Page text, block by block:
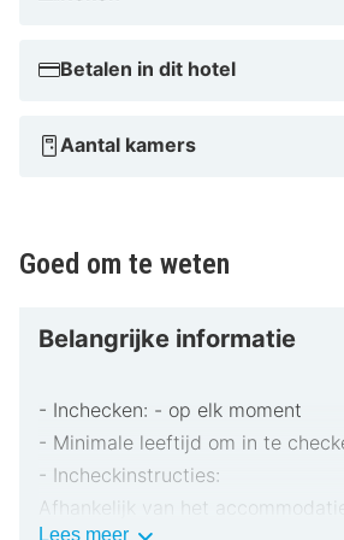
Betalen in dit hotel
Aantal kamers
Goed om te weten
Belangrijke informatie
- Inchecken: - op elk moment
- Minimale leeftijd om in te
- Incheckinstructies:
Afhankelijk van het
Lees meerBelangrijke